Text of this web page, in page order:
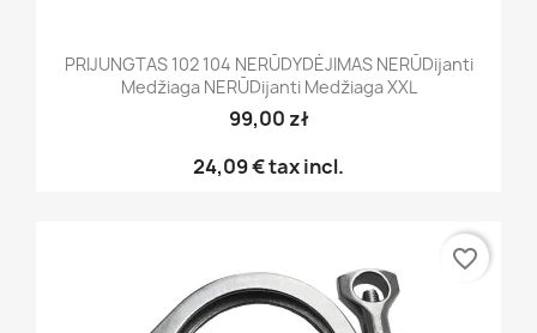
PRIJUNGTAS 102 104 NERŪDYDĖJIMAS NERŪDijanti
Medžiaga NERŪDijanti Medžiaga XXL
99,00 zł
24,09 €tax incl.
favorite_border